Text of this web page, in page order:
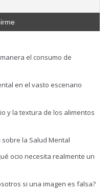
el consumo de
en el vasto escenario
y la textura de los alimentos
la Salud Mental
ocio necesita realmente un
si una imagen es falsa?